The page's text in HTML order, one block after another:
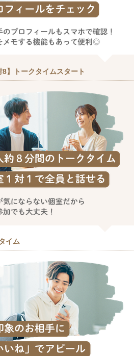
8】トークタイムスタート
イム